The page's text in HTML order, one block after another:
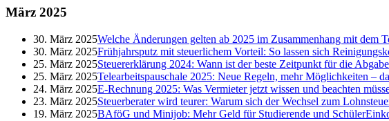
März 2025
30. März 2025Welche Änderungen gelten ab 2025 im Zusammenhang mit dem
30. März 2025Frühjahrsputz mit steuerlichem Vorteil: So lassen sich
25. März 2025Steuererklärung 2024: Wann ist der beste Zeitpunkt für die
25. März 2025Telearbeitspauschale 2025: Neue Regeln, mehr Möglichkeiten –
24. März 2025E-Rechnung 2025: Was Vermieter jetzt wissen und beachten
23. März 2025Steuerberater wird teurer: Warum sich der Wechsel zum
19. März 2025BAföG und Minijob: Mehr Geld für Studierende und Schüler